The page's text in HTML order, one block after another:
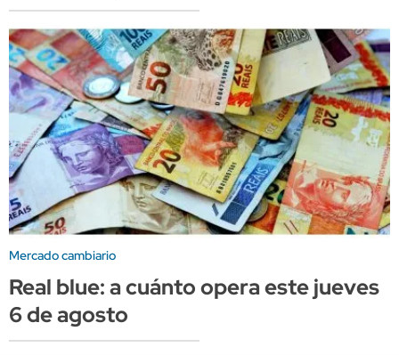
Mercado cambiario
Real blue: a cuánto opera este jueves
6 de agosto